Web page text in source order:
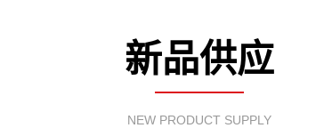
新品供应
NEW PRODUCT SUPPLY